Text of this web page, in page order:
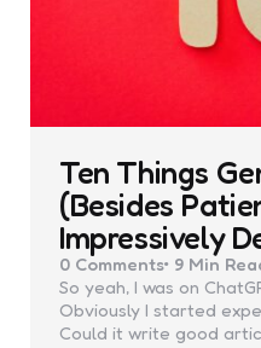
Ten Things
(Besides
Impressively
0 Comments 9 Min
So yeah, I was on
Obviously I started
Could it write good